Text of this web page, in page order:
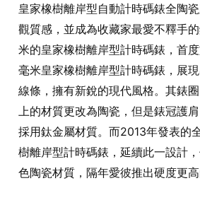
皇家橡樹離岸型自動計時碼錶全陶
觀質感，並成為收藏家最愛不釋手
米的皇家橡樹離岸型計時碼錶，首
毫米皇家橡樹離岸型計時碼錶，展
線條，擁有新銳的現代風格。其錶
上的材質更改為陶瓷，但是錶冠護
採用鈦金屬材質。而2013年發表的
樹離岸型計時碼錶，延續此一設計
色陶瓷材質，隔年愛彼推出硬度更高